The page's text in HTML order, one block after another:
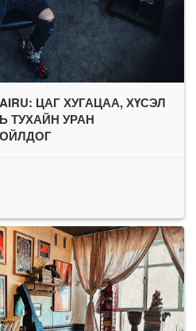
ЦАГ ХУГАЦАА, ХҮСЭЛ
ТУХАЙН УРАН